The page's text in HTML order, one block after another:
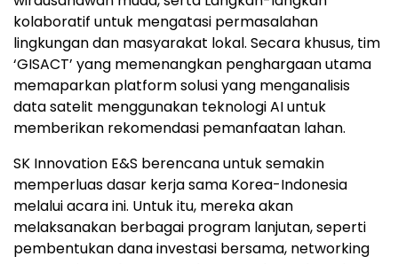
kolaboratif untuk mengatasi permasalahan
lingkungan dan masyarakat lokal. Secara khusus, tim
‘GISACT’ yang memenangkan penghargaan utama
memaparkan platform solusi yang menganalisis
data satelit menggunakan teknologi AI untuk
memberikan rekomendasi pemanfaatan lahan.
SK Innovation E&S berencana untuk semakin
memperluas dasar kerja sama Korea-Indonesia
melalui acara ini. Untuk itu, mereka akan
melaksanakan berbagai program lanjutan, seperti
pembentukan dana investasi bersama, networking